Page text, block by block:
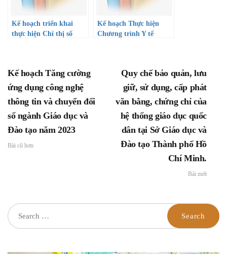
Kế hoạch triển khai
thực hiện Chỉ thị số
về việc tăng cường triển
khai công tác xây dựng
văn hóa học đường
Kế hoạch Thực hiện
Chương trình Y tế
cơ sở giai đoạn 2022 –
2025 trong ngành Giáo
dục và Đào tạo
Kế hoạch Tăng cường
ứng dụng công nghệ
thông tin và chuyển đổi
số ngành Giáo dục và
Đào tạo năm 2023
Bài cũ hơn
Quy chế bảo quản, lưu
giữ, sử dụng, cấp phát
văn bằng, chứng chỉ của
hệ thống giáo dục quốc
dân tại Sở Giáo dục và
Đào tạo Thành phố Hồ
Chí Minh.
Bài mới